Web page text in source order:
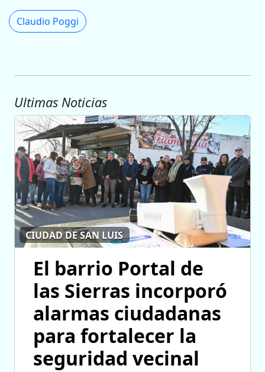
Claudio Poggi
Ultimas Noticias
CIUDAD DE SAN LUIS
El barrio Portal de
las Sierras incorporó
alarmas ciudadanas
para fortalecer la
seguridad vecinal